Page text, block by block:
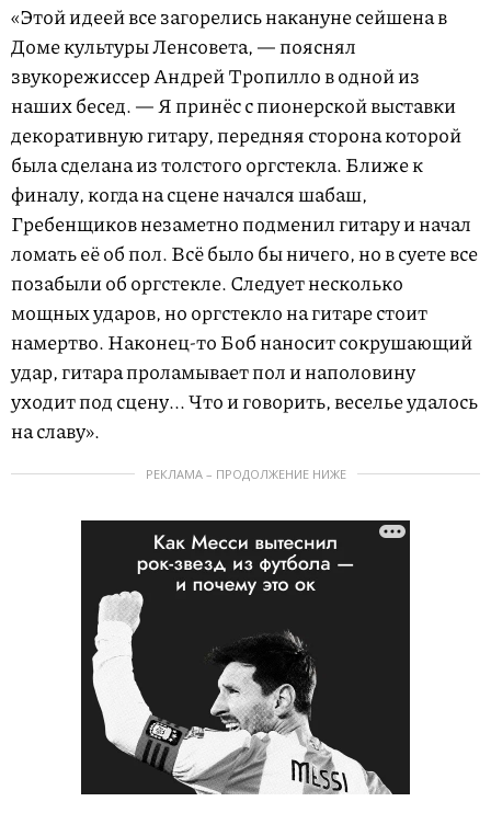
«Этой идеей все загорелись накануне сейшена в
Доме культуры Ленсовета, — пояснял
звукорежиссер Андрей Тропилло в одной из
наших бесед. — Я принёс с пионерской выставки
декоративную гитару, передняя сторона которой
была сделана из толстого оргстекла. Ближе к
финалу, когда на сцене начался шабаш,
Гребенщиков незаметно подменил гитару и начал
ломать её об пол. Всё было бы ничего, но в суете все
позабыли об оргстекле. Следует несколько
мощных ударов, но оргстекло на гитаре стоит
намертво. Наконец-то Боб наносит сокрушающий
удар, гитара проламывает пол и наполовину
уходит под сцену... Что и говорить, веселье удалось
на славу».
РЕКЛАМА – ПРОДОЛЖЕНИЕ НИЖЕ